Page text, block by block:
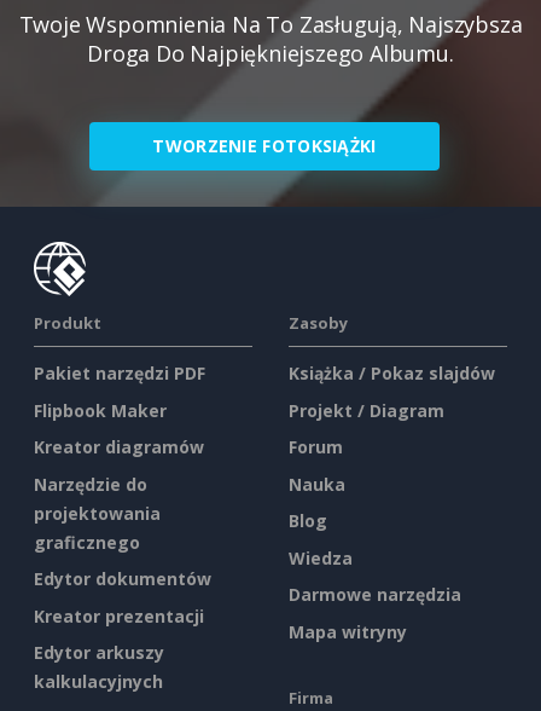
Twoje Wspomnienia Na To Zasługują, Najszybsza
Droga Do Najpiękniejszego Albumu.
TWORZENIE FOTOKSIĄŻKI
Produkt
Pakiet narzędzi PDF
Flipbook Maker
Kreator diagramów
Narzędzie do
projektowania
graficznego
Edytor dokumentów
Kreator prezentacji
Edytor arkuszy
kalkulacyjnych
Zasoby
Książka / Pokaz slajdów
Projekt / Diagram
Forum
Nauka
Blog
Wiedza
Darmowe narzędzia
Mapa witryny
Firma